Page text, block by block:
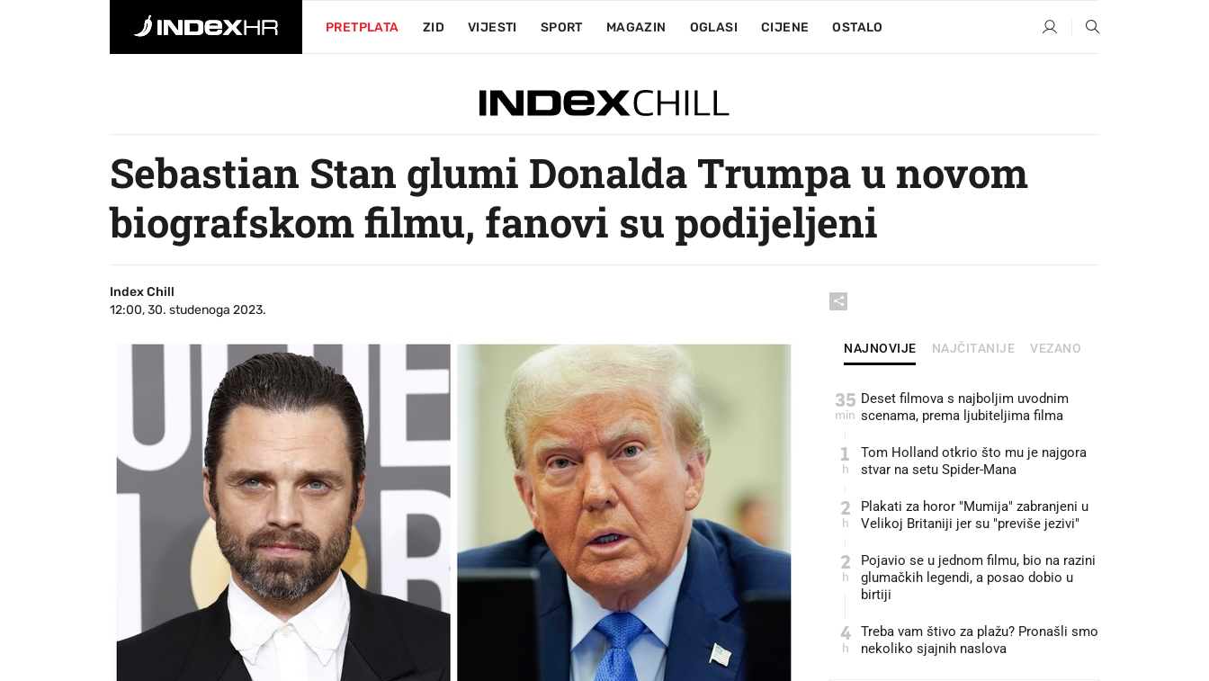
PRETPLATA ZID VIJESTI SPORT MAGAZIN OGLASI CIJENE OSTALO
Sebastian Stan glumi Donalda Trumpa u novom
biografskom filmu, fanovi su podijeljeni
Index Chill
12:00, 30. studenoga 2023.
NAJNOVIJE NAJČITANIJE VEZANO
35
min
Deset filmova s najboljim uvodnim
scenama, prema ljubiteljima filma
1
h
Tom Holland otkrio što mu je najgora
stvar na setu Spider-Mana
2
h
Plakati za horor "Mumija" zabranjeni u
Velikoj Britaniji jer su "previše jezivi"
2
h
Pojavio se u jednom filmu, bio na razini
glumačkih legendi, a posao dobio u
birtiji
4
h
Treba vam štivo za plažu? Pronašli smo
nekoliko sjajnih naslova